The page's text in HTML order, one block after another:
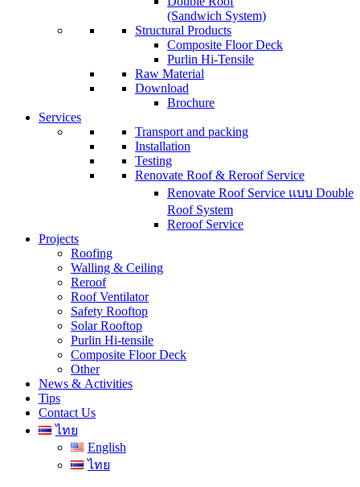
(Sandwich System)
Structural Products
Composite Floor Deck
Purlin Hi-Tensile
Raw Material
Download
Brochure
Services
Transport and packing
Installation
Testing
Renovate Roof & Reroof Service
Renovate Roof Service แบบ Double
Roof System
Reroof Service
Projects
Roofing
Walling & Ceiling
Reroof
Roof Ventilator
Safety Rooftop
Solar Rooftop
Purlin Hi-tensile
Composite Floor Deck
Other
News & Activities
Tips
Contact Us
ไทย
English
ไทย